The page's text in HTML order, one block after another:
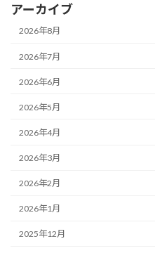
アーカイブ
2026年8月
2026年7月
2026年6月
2026年5月
2026年4月
2026年3月
2026年2月
2026年1月
2025年12月